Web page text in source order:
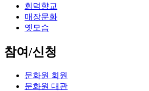
회덕향교
매장문화
옛모습
참여/신청
문화원 회원
문화원 대관